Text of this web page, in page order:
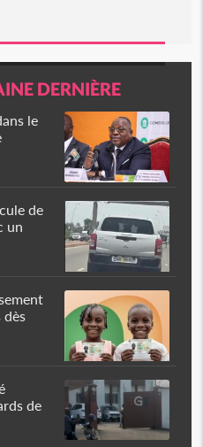
DERNIÈRE
le
de
un
dès
de